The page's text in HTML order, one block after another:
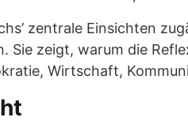
zentrale Einsichten
Sie zeigt, warum die
Wirtschaft,